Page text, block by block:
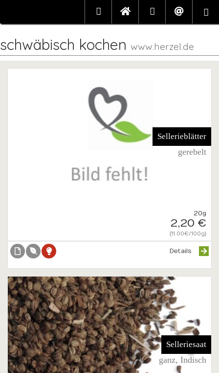
schwäbisch kochen www.herzel.de
Sellerieblätter
gerebelt
20g
2,20 €
{11.00€/100g}
Details
Selleriesaat
ganz, Indisch